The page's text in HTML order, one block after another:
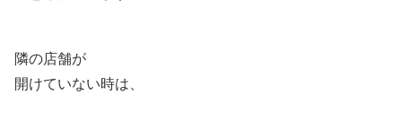
隣の店舗が
開けていない時は、